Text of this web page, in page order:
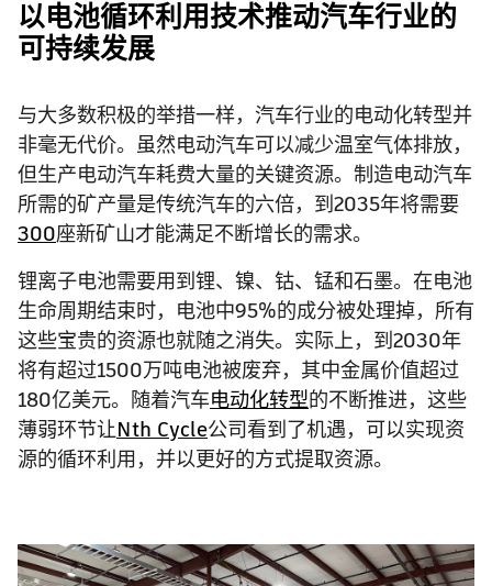
以电池循环利用技术推动汽车行业的
可持续发展
与大多数积极的举措一样，汽车行业的电动化转型并
非毫无代价。虽然电动汽车可以减少温室气体排放，
但生产电动汽车耗费大量的关键资源。制造电动汽车
所需的矿产量是传统汽车的六倍，到2035年将需要
300座新矿山才能满足不断增长的需求。
锂离子电池需要用到锂、镍、钴、锰和石墨。在电池
生命周期结束时，电池中95%的成分被处理掉，所有
这些宝贵的资源也就随之消失。实际上，到2030年
将有超过1500万吨电池被废弃，其中金属价值超过
180亿美元。随着汽车电动化转型的不断推进，这些
薄弱环节让Nth Cycle公司看到了机遇，可以实现资
源的循环利用，并以更好的方式提取资源。